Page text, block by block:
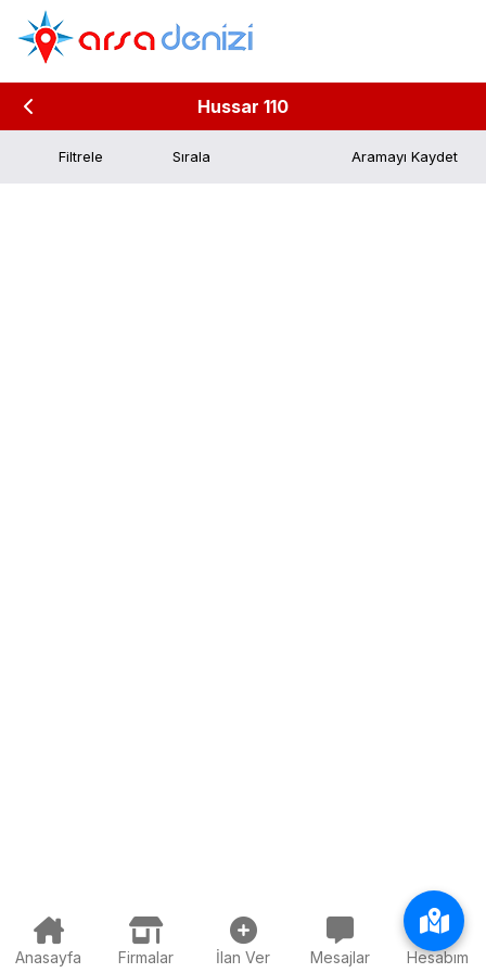
Hussar 110
Filtrele Aramayı Kaydet
Anasayfa Firmalar İlan Ver Mesajlar Hesabım